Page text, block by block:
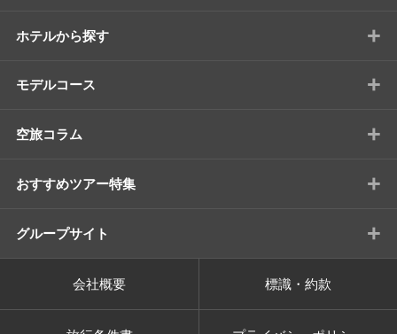
ホテルから探す +
モデルコース +
空旅コラム +
おすすめツアー特集 +
グループサイト +
会社概要 標識・約款